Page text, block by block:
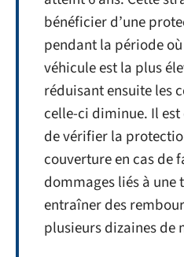
bénéficier d’une
pendant la période
véhicule est la plus
réduisant ensuite les
celle-ci diminue. Il
de vérifier la
couverture en cas de
dommages liés à une
entraîner des
plusieurs dizaines de